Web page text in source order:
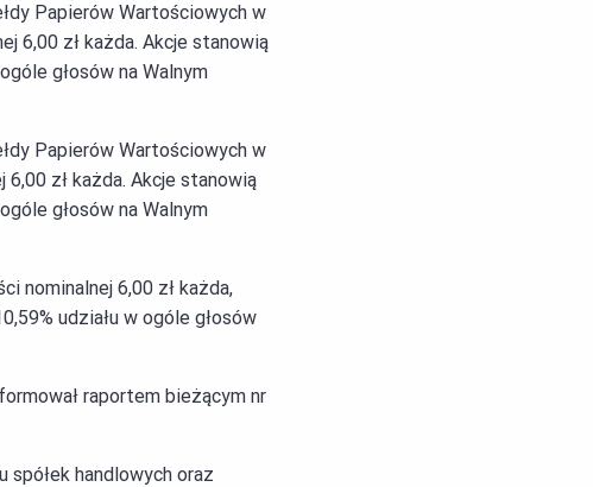
Papierów Wartościowych w
6,00 zł każda. Akcje stanowią
głosów na Walnym
Papierów Wartościowych w
6,00 zł każda. Akcje stanowią
głosów na Walnym
nominalnej 6,00 zł każda,
udziału w ogóle głosów
raportem bieżącym nr
handlowych oraz